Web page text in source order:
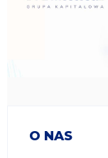
O NAS